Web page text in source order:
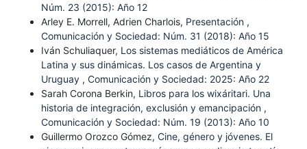
Núm. 23 (2015): Año 12
Arley E. Morrell, Adrien Charlois, Presentación ,
Comunicación y Sociedad: Núm. 31 (2018): Año 15
Iván Schuliaquer, Los sistemas mediáticos de América
Latina y sus dinámicas. Los casos de Argentina y
Uruguay , Comunicación y Sociedad: 2025: Año 22
Sarah Corona Berkin, Libros para los wixáritari. Una
historia de integración, exclusión y emancipación ,
Comunicación y Sociedad: Núm. 19 (2013): Año 10
Guillermo Orozco Gómez, Cine, género y jóvenes. El